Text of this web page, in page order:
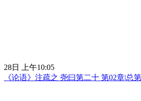
28日 上午10:05
《论语》注疏之 尧曰第二十 第02章|总